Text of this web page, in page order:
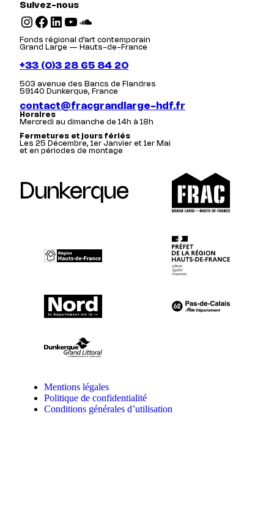
Suivez-nous
Instagram Facebook LinkedIn YouTube SoundCloud
Fonds régional d’art contemporain
Grand Large — Hauts-de-France
+33 (0)3 28 65 84 20
503 avenue des Bancs de Flandres
59140 Dunkerque, France
contact@fracgrandlarge-hdf.fr
Horaires
Mercredi au dimanche de 14h à 18h
Fermetures et jours fériés
Les 25 Décembre, 1er Janvier et 1er Mai
et en périodes de montage
Dunkerque
Mentions légales
Politique de confidentialité
Conditions générales d’utilisation